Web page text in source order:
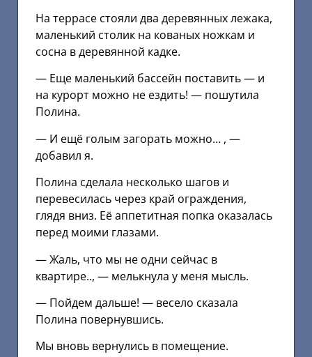
На террасе стояли два деревянных лежака,
маленький столик на кованых ножкам и
сосна в деревянной кадке.
— Еще маленький бассейн поставить — и
на курорт можно не ездить! — пошутила
Полина.
— И ещё голым загорать можно… , —
добавил я.
Полина сделала несколько шагов и
перевесилась через край ограждения,
глядя вниз. Её аппетитная попка оказалась
перед моими глазами.
— Жаль, что мы не одни сейчас в
квартире.., — мелькнула у меня мысль.
— Пойдем дальше! — весело сказала
Полина повернувшись.
Мы вновь вернулись в помещение.